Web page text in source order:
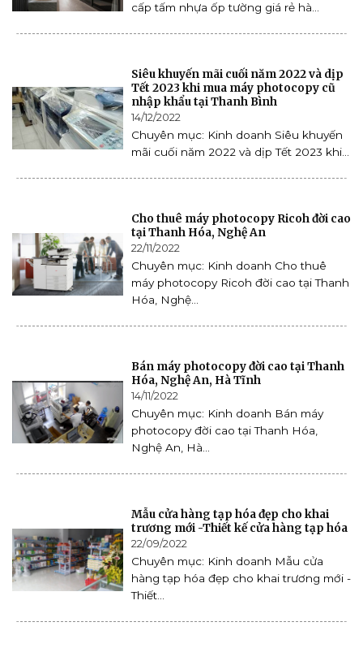
cấp tấm nhựa ốp tường giá rẻ hà...
Siêu khuyến mãi cuối năm 2022 và dịp
Tết 2023 khi mua máy photocopy cũ
nhập khẩu tại Thanh Bình
14/12/2022
Chuyên mục: Kinh doanh Siêu khuyến
mãi cuối năm 2022 và dịp Tết 2023 khi...
Cho thuê máy photocopy Ricoh đời cao
tại Thanh Hóa, Nghệ An
22/11/2022
Chuyên mục: Kinh doanh Cho thuê
máy photocopy Ricoh đời cao tại Thanh
Hóa, Nghệ...
Bán máy photocopy đời cao tại Thanh
Hóa, Nghệ An, Hà Tĩnh
14/11/2022
Chuyên mục: Kinh doanh Bán máy
photocopy đời cao tại Thanh Hóa,
Nghệ An, Hà...
Mẫu cửa hàng tạp hóa đẹp cho khai
trương mới -Thiết kế cửa hàng tạp hóa
22/09/2022
Chuyên mục: Kinh doanh Mẫu cửa
hàng tạp hóa đẹp cho khai trương mới -
Thiết...